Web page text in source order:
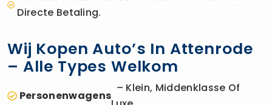
Directe Betaling.
Wij Kopen Auto’s In Attenrode
– Alle Types Welkom
Personenwagens
– Klein, Middenklasse Of